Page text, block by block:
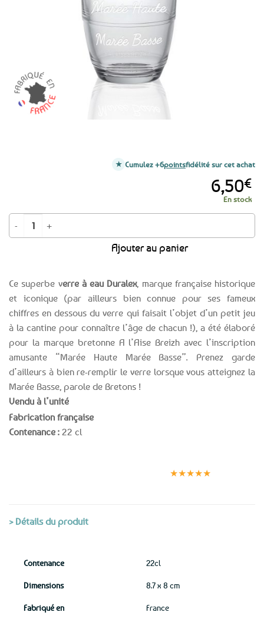
Ce superbe verre à eau Duralex, marque française historique
et iconique (par ailleurs bien connue pour ses fameux
chiffres en dessous du verre qui faisait l’objet d’un petit jeu
à la cantine pour connaître l’âge de chacun !), a été élaboré
pour la marque bretonne A l’Aise Breizh avec l’inscription
amusante “Marée Haute Marée Basse”. Prenez garde
d’ailleurs à bien re-remplir le verre lorsque vous atteignez la
Marée Basse, parole de Bretons !
Vendu à l’unité
Fabrication française
Contenance : 22 cl
6,50€
En stock
quantité de Verre à eau Duralex A l'Aise Breizh - Marée Haute / Marée
Ajouter au panier
Cumulez +6pointsfidélité sur cet achat
★★★★★
> Détails du produit
Contenance 22cl
Dimensions 8.7 x 8 cm
Fabriqué en France